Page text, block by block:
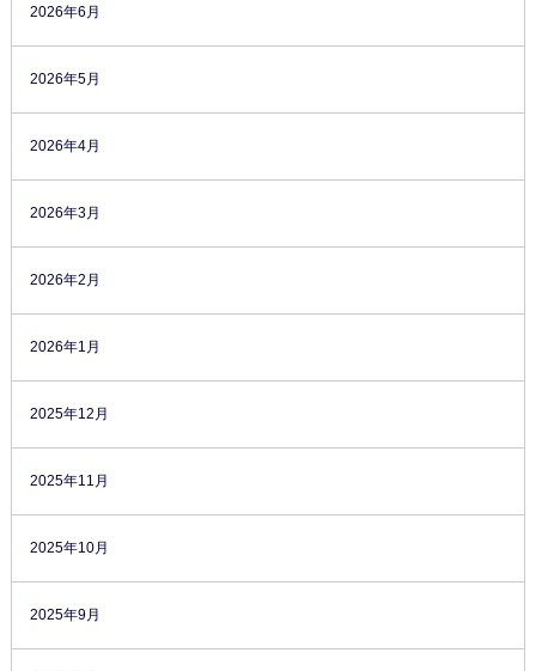
2026年6月
2026年5月
2026年4月
2026年3月
2026年2月
2026年1月
2025年12月
2025年11月
2025年10月
2025年9月